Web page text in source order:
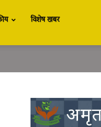
विशेष खबर